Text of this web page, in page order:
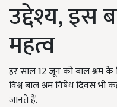
उद्देश्य, इस
महत्व
हर साल 12 जून को बाल श्रम के
विश्व बाल श्रम निषेध दिवस
जानते हैं.